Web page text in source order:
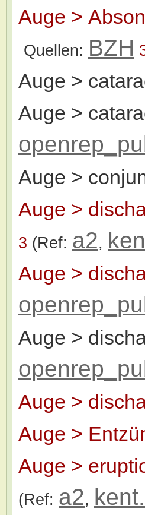
Auge >
Quellen: BZH
Auge >
Auge >
Auge >
Auge >
3 (Ref: a2,
Auge >
Auge >
Auge >
Auge >
Auge >
(Ref: a2,